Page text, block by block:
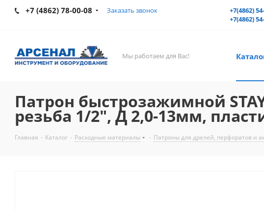
+7 (4862) 78-00-08 Заказать звонок +7(4862)
+7(4862)
Мы работаем для Вас!
Патрон быстрозажимной
резьба 1/2", Д 2,0-13мм,
Главная - Каталог - Расходные материалы - Патроны для дрелей, перфоратов и